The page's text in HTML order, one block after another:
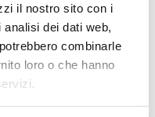
il nostro sito con i
dei dati web,
combinarle
loro o che hanno